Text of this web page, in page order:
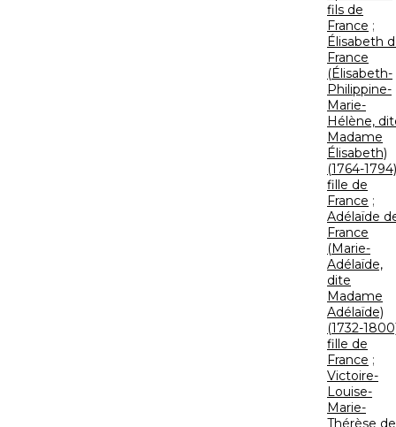
fils de
France ;
Élisabeth
France
(Élisabeth-
Philippine-
Marie-
Hélène,
Madame
Élisabeth)
(1764-
fille de
France ;
Adélaïde
France
(Marie-
Adélaïde,
dite
Madame
Adélaïde)
(1732-
fille de
France ;
Victoire-
Louise-
Marie-
Thérèse de